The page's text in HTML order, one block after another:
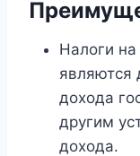
Налоги на
являются
дохода
другим
дохода.